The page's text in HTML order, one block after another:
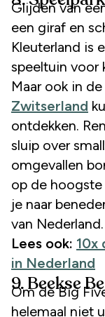
Glijden van
een giraf en
Kleuterland is
speeltuin voor
Maar ook in
Zwitserland
ontdekken.
sluip over
omgevallen
op de
je naar
van Nederland.
Lees ook: 10x
in Nederland
9. Beekse
Om de Big
helemaal niet